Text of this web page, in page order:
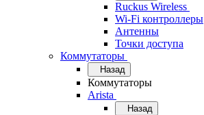
Ruckus Wireless
Wi-Fi контроллеры
Антенны
Точки доступа
Коммутаторы
Назад
Коммутаторы
Arista
Назад